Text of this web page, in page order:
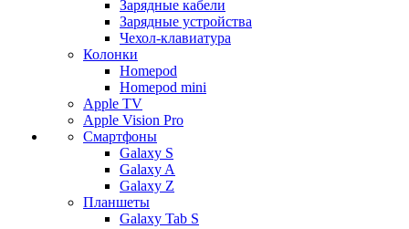
Зарядные кабели
Зарядные устройства
Чехол-клавиатура
Колонки
Homepod
Homepod mini
Apple TV
Apple Vision Pro
Смартфоны
Galaxy S
Galaxy A
Galaxy Z
Планшеты
Galaxy Tab S